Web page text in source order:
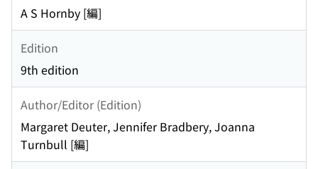
A S Hornby [編]
Edition
9th edition
Author/Editor (Edition)
Margaret Deuter, Jennifer Bradbery, Joanna
Turnbull [編]